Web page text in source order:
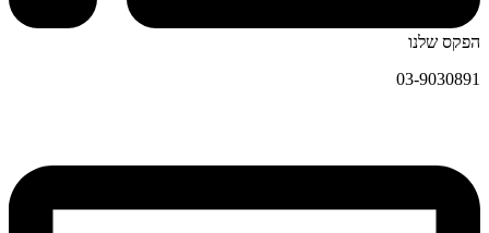
הפקס שלנו
03-9030891